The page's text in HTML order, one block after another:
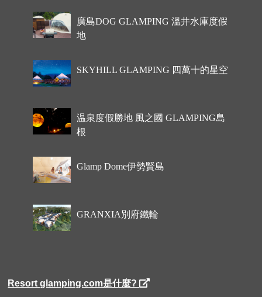
廣島DOG GLAMPING 溫井水庫度假
地
SKYHILL GLAMPING 四萬十的星空
温泉度假勝地 風之國 GLAMPING島
根
Glamp Dome伊勢賢島
GRANXIA別府鐵輪
Resort glamping.com是什麼?